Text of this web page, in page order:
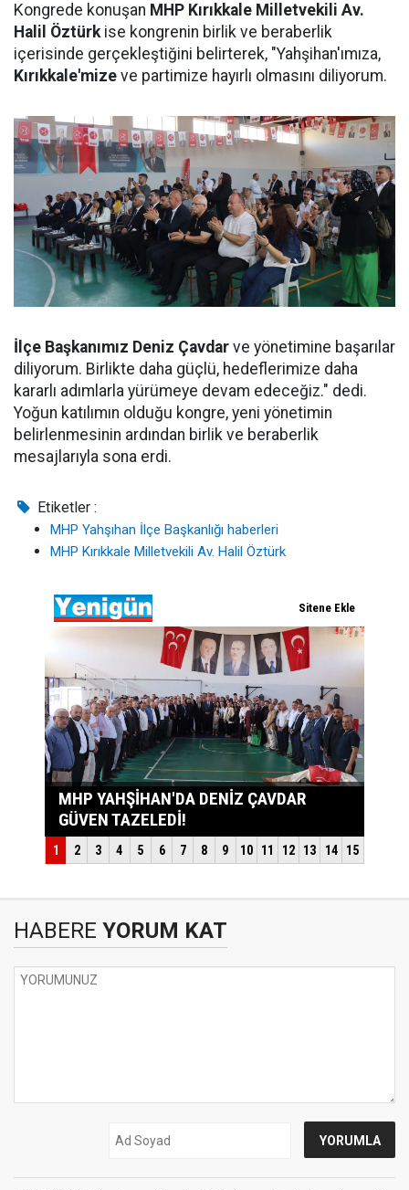
Kongrede konuşan MHP Kırıkkale Milletvekili Av.
Halil Öztürkise kongrenin birlik ve beraberlik
içerisinde gerçekleştiğini belirterek, "Yahşihan'ımıza,
Kırıkkale'mize ve partimize hayırlı olmasını diliyorum.
İlçe Başkanımız Deniz Çavdar ve yönetimine başarılar
diliyorum. Birlikte daha güçlü, hedeflerimize daha
kararlı adımlarla yürümeye devam edeceğiz." dedi.
Yoğun katılımın olduğu kongre, yeni yönetimin
belirlenmesinin ardından birlik ve beraberlik
mesajlarıyla sona erdi.
Etiketler :
MHP Yahşıhan İlçe Başkanlığı haberleri
MHP Kırıkkale Milletvekili Av. Halil Öztürk
HABERE YORUM KAT